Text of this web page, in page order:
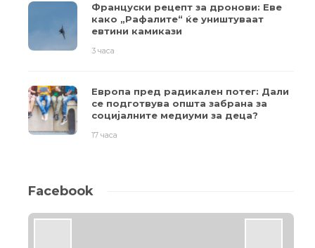
Француски рецепт за дронови: Еве
како „Рафалите“ ќе уништуваат
евтини камикази
3 часа
Европа пред радикален потег: Дали
се подготвува општа забрана за
социјалните медиуми за деца?
17 часа
Facebook